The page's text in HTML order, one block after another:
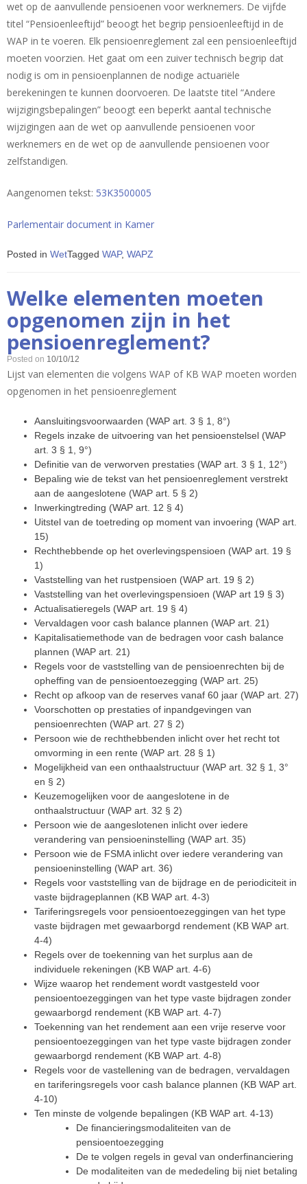
wet op de aanvullende pensioenen voor werknemers. De vijfde
titel “Pensioenleeftijd” beoogt het begrip pensioenleeftijd in de
WAP in te voeren. Elk pensioenreglement zal een pensioenleeftijd
moeten voorzien. Het gaat om een zuiver technisch begrip dat
nodig is om in pensioenplannen de nodige actuariële
berekeningen te kunnen doorvoeren. De laatste titel “Andere
wijzigingsbepalingen” beoogt een beperkt aantal technische
wijzigingen aan de wet op aanvullende pensioenen voor
werknemers en de wet op de aanvullende pensioenen voor
zelfstandigen.
Aangenomen tekst: 53K3500005
Parlementair document in Kamer
Posted in WetTagged WAP, WAPZ
Welke elementen moeten
opgenomen zijn in het
pensioenreglement?
Posted on 10/10/12
Lijst van elementen die volgens WAP of KB WAP moeten worden
opgenomen in het pensioenreglement
Aansluitingsvoorwaarden (WAP art. 3 § 1, 8°)
Regels inzake de uitvoering van het pensioenstelsel (WAP
art. 3 § 1, 9°)
Definitie van de verworven prestaties (WAP art. 3 § 1, 12°)
Bepaling wie de tekst van het pensioenreglement verstrekt
aan de aangeslotene (WAP art. 5 § 2)
Inwerkingtreding (WAP art. 12 § 4)
Uitstel van de toetreding op moment van invoering (WAP art.
15)
Rechthebbende op het overlevingspensioen (WAP art. 19 §
1)
Vaststelling van het rustpensioen (WAP art. 19 § 2)
Vaststelling van het overlevingspensioen (WAP art 19 § 3)
Actualisatieregels (WAP art. 19 § 4)
Vervaldagen voor cash balance plannen (WAP art. 21)
Kapitalisatiemethode van de bedragen voor cash balance
plannen (WAP art. 21)
Regels voor de vaststelling van de pensioenrechten bij de
opheffing van de pensioentoezegging (WAP art. 25)
Recht op afkoop van de reserves vanaf 60 jaar (WAP art. 27)
Voorschotten op prestaties of inpandgevingen van
pensioenrechten (WAP art. 27 § 2)
Persoon wie de rechthebbenden inlicht over het recht tot
omvorming in een rente (WAP art. 28 § 1)
Mogelijkheid van een onthaalstructuur (WAP art. 32 § 1, 3°
en § 2)
Keuzemogelijken voor de aangeslotene in de
onthaalstructuur (WAP art. 32 § 2)
Persoon wie de aangeslotenen inlicht over iedere
verandering van pensioeninstelling (WAP art. 35)
Persoon wie de FSMA inlicht over iedere verandering van
pensioeninstelling (WAP art. 36)
Regels voor vaststelling van de bijdrage en de periodiciteit in
vaste bijdrageplannen (KB WAP art. 4-3)
Tariferingsregels voor pensioentoezeggingen van het type
vaste bijdragen met gewaarborgd rendement (KB WAP art.
4-4)
Regels over de toekenning van het surplus aan de
individuele rekeningen (KB WAP art. 4-6)
Wijze waarop het rendement wordt vastgesteld voor
pensioentoezeggingen van het type vaste bijdragen zonder
gewaarborgd rendement (KB WAP art. 4-7)
Toekenning van het rendement aan een vrije reserve voor
pensioentoezeggingen van het type vaste bijdragen zonder
gewaarborgd rendement (KB WAP art. 4-8)
Regels voor de vastellening van de bedragen, vervaldagen
en tariferingsregels voor cash balance plannen (KB WAP art.
4-10)
Ten minste de volgende bepalingen (KB WAP art. 4-13)
De financieringsmodaliteiten van de
pensioentoezegging
De te volgen regels in geval van onderfinanciering
De modaliteiten van de mededeling bij niet betaling